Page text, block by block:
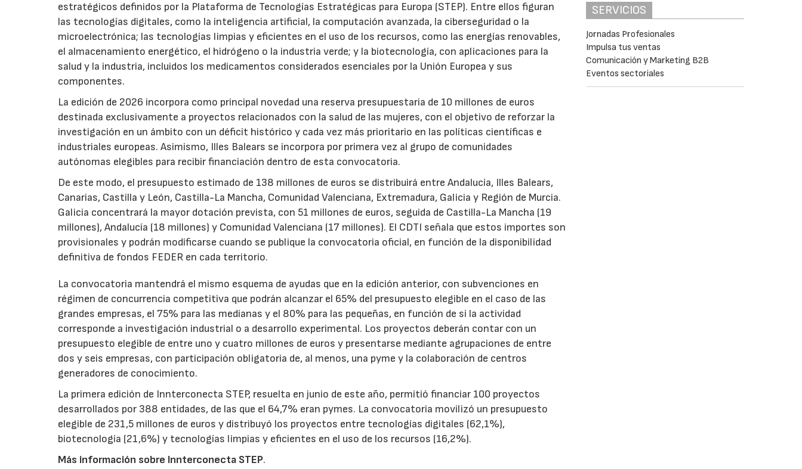
estratégicos definidos por la Plataforma de Tecnologías Estratégicas para Europa (STEP). Entre ellos figuran
las tecnologías digitales, como la inteligencia artificial, la computación avanzada, la ciberseguridad o la
microelectrónica; las tecnologías limpias y eficientes en el uso de los recursos, como las energías renovables,
el almacenamiento energético, el hidrógeno o la industria verde; y la biotecnología, con aplicaciones para la
salud y la industria, incluidos los medicamentos considerados esenciales por la Unión Europea y sus
componentes.
La edición de 2026 incorpora como principal novedad una reserva presupuestaria de 10 millones de euros
destinada exclusivamente a proyectos relacionados con la salud de las mujeres, con el objetivo de reforzar la
investigación en un ámbito con un déficit histórico y cada vez más prioritario en las políticas científicas e
industriales europeas. Asimismo, Illes Balears se incorpora por primera vez al grupo de comunidades
autónomas elegibles para recibir financiación dentro de esta convocatoria.
De este modo, el presupuesto estimado de 138 millones de euros se distribuirá entre Andalucía, Illes Balears,
Canarias, Castilla y León, Castilla-La Mancha, Comunidad Valenciana, Extremadura, Galicia y Región de Murcia.
Galicia concentrará la mayor dotación prevista, con 51 millones de euros, seguida de Castilla-La Mancha (19
millones), Andalucía (18 millones) y Comunidad Valenciana (17 millones). El CDTI señala que estos importes son
provisionales y podrán modificarse cuando se publique la convocatoria oficial, en función de la disponibilidad
definitiva de fondos FEDER en cada territorio.
La convocatoria mantendrá el mismo esquema de ayudas que en la edición anterior, con subvenciones en
régimen de concurrencia competitiva que podrán alcanzar el 65% del presupuesto elegible en el caso de las
grandes empresas, el 75% para las medianas y el 80% para las pequeñas, en función de si la actividad
corresponde a investigación industrial o a desarrollo experimental. Los proyectos deberán contar con un
presupuesto elegible de entre uno y cuatro millones de euros y presentarse mediante agrupaciones de entre
dos y seis empresas, con participación obligatoria de, al menos, una pyme y la colaboración de centros
generadores de conocimiento.
La primera edición de Innterconecta STEP, resuelta en junio de este año, permitió financiar 100 proyectos
desarrollados por 388 entidades, de las que el 64,7% eran pymes. La convocatoria movilizó un presupuesto
elegible de 231,5 millones de euros y distribuyó los proyectos entre tecnologías digitales (62,1%),
biotecnología (21,6%) y tecnologías limpias y eficientes en el uso de los recursos (16,2%).
Más información sobre Innterconecta STEP.
SERVICIOS
Jornadas Profesionales
Impulsa tus ventas
Comunicación y Marketing B2B
Eventos sectoriales